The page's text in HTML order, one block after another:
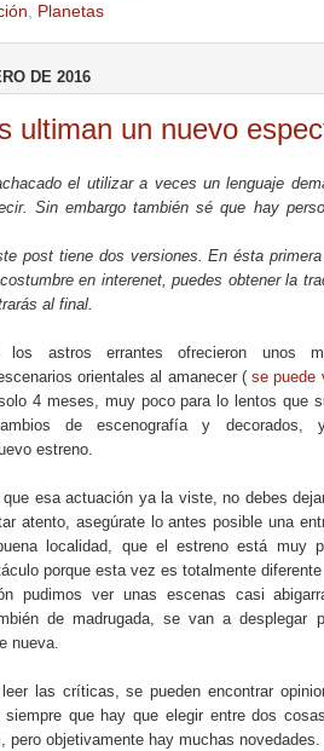
Planetas
DE 2016
ultiman un nuevo
el utilizar a veces un lenguaje
Sin embargo también sé que hay
post tiene dos versiones. En ésta
en interenet, puedes obtener la
al final.
los astros errantes ofrecieron unos
orientales al amanecer (se puede
4 meses, muy poco para lo lentos que
de escenografía y decorados,
estreno.
que esa actuación ya la viste, no debes
atento, asegúrate lo antes posible una
localidad, que el estreno está muy
porque esta vez es totalmente diferente
pudimos ver unas escenas casi
de madrugada, se van a
nueva.
las críticas, se pueden encontrar
siempre que hay que elegir entre dos
pero objetivamente hay muchas novedades.